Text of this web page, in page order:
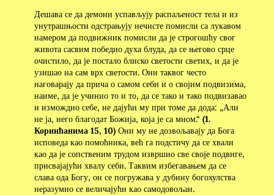
Дешава се да демони успављују распаљеност тела и из
унутрашњости одстрањују нечисте помисли са лукавом
намером да подвижник помисли да је строгошћу свог
живота сасвим победио духа блуда, да се његово срце
очистило, да је постало блиско светости светих, и да је
узишао на сам врх светости. Они таквог често
наговарају да прича о самом себи и о својим подвизима,
наиме, да је учинио то и то, да се тако и тако подвизавао
и измождио себе, не дајући му при томе да дода: „Али
не ја, него благодат Божија, која је са мном.“ (1.
Коринћанима 15, 10)Они му не дозвољавају да Бога
исповеда као помоћника, већ га подстичу да се хвали
као да је сопственим трудом извршио све своје подвиге,
присвајајући хвалу себи. Таквим избегавањем да се
слава ода Богу, он се погружава у дубину богохулства
неразумно се величајући као самодовољан.